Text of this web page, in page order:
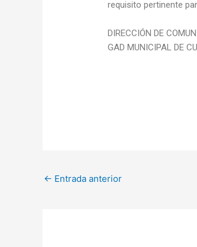
requisito pertinente
DIRECCIÓN DE
GAD MUNICIPAL DE
← Entrada anterior